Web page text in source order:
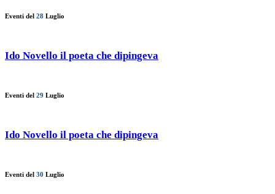
Eventi del 28 Luglio
Ido Novello il poeta che dipingeva
Eventi del 29 Luglio
Ido Novello il poeta che dipingeva
Eventi del 30 Luglio